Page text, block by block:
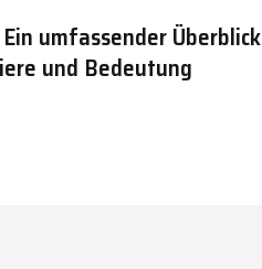
umfassender Überblick
und Bedeutung